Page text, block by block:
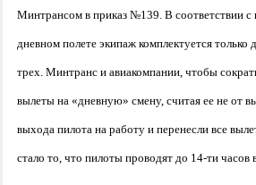
Минтрансом в приказ №139. В соответствии с
дневном полете экипаж комплектуется только
трех. Минтранс и авиакомпании, чтобы
вылеты на «дневную» смену, считая ее не от
выхода пилота на работу и перенесли все
стало то, что пилоты проводят до 14-ти часов